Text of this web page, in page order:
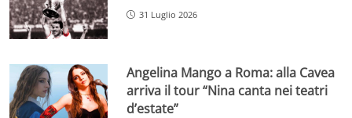
31 Luglio 2026
Angelina Mango a Roma: alla Cavea
arriva il tour “Nina canta nei teatri
d’estate”